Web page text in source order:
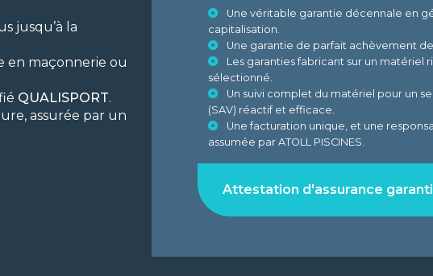
jusqu’à la
en maçonnerie ou
QUALISPORT.
assurée par un
Une véritable garantie décennale en
capitalisation.
Une garantie de parfait achèvement
Les garanties fabricant sur un matériel
sélectionné.
Un suivi complet du matériel pour un
(SAV) réactif et efficace.
Une facturation unique, et une
assumée par ATOLL PISCINES.
Attestation d'assurance